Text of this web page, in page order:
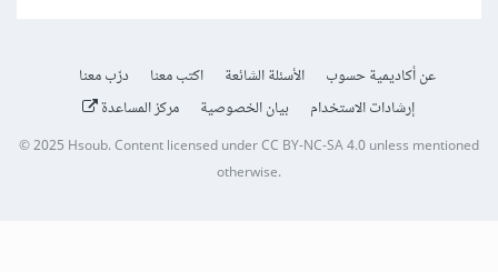
عن أكاديمية حسوب الأسئلة الشائعة اكتب معنا
درّب معنا
إرشادات الاستخدام
بيان الخصوصية مركز المساعدة
© 2025 Hsoub.Content licensed underCC BY-NC-SA 4.0unless mentioned
otherwise.